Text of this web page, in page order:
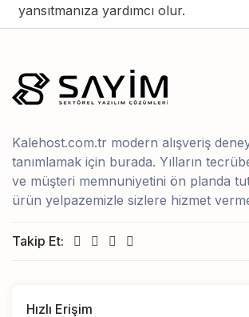
yansıtmanıza yardımcı olur.
Kalehost.com.tr modern alışveriş
tanımlamak için burada. Yılların
ve müşteri memnuniyetini ön planda
ürün yelpazemizle sizlere hizmet
Takip Et:
Hızlı Erişim